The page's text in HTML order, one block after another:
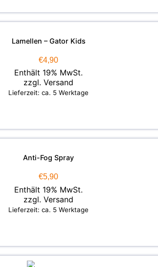
Lamellen – Gator Kids
€4,90
Enthält 19% MwSt.
zzgl. Versand
Lieferzeit: ca. 5 Werktage
Anti-Fog Spray
€5,90
Enthält 19% MwSt.
zzgl. Versand
Lieferzeit: ca. 5 Werktage